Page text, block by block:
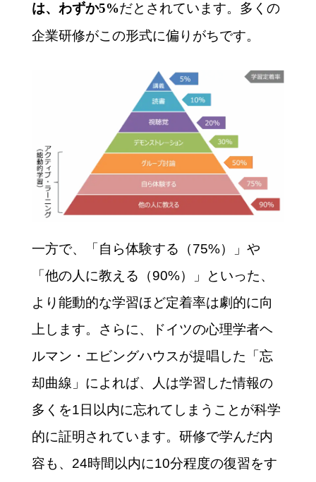
は、わずか5%だとされています。多くの
企業研修がこの形式に偏りがちです。
一方で、「自ら体験する（75%）」や
「他の人に教える（90%）」といった、
より能動的な学習ほど定着率は劇的に向
上します。さらに、ドイツの心理学者ヘ
ルマン・エビングハウスが提唱した「忘
却曲線」によれば、人は学習した情報の
多くを1日以内に忘れてしまうことが科学
的に証明されています。研修で学んだ内
容も、24時間以内に10分程度の復習をす